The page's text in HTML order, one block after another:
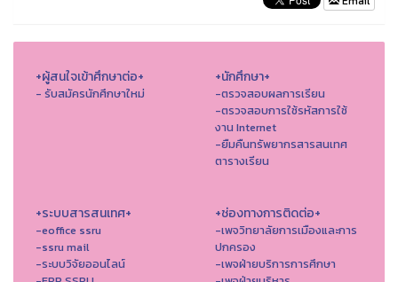
+ผู้สนใจเข้าศึกษาต่อ+
- รับสมัครนักศึกษาใหม่
+นักศึกษา+
-ตรวจสอบผลการเรียน
-ตรวจสอบการใช้รหัสการใช้
งาน Internet
-ยืมคืนทรัพยากรสารสนเทศ
ตารางเรียน
+ระบบสารสนเทศ+
-eoffice ssru
-ssru mail
-ระบบวิจัยออนไลน์
+ช่องทางการติดต่อ+
-เพจวิทยาลัยการเมืองและการ
ปกครอง
-เพจฝ่ายบริการการศึกษา